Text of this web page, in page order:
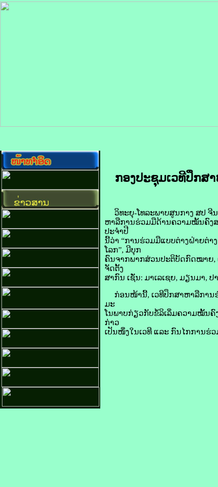
ກອງ​ປະຊຸມ​ເວທີ​ປຶກສ
ວິທະຍຸ-ໂທລະພາບ​ສູນ​ກາງ ​ສປ ຈີນ
ຫາລື​ການ​ຮ່ວມ​ມື​ດ້ານ​ຄວາມ​ໝັ້ນຄົງ​ສ
ປະຈຳ​ປີ​
ນີ້​ວ່າ “ການ​ຮ່ວມ​ມື​ແບບ​ຕ່າງ​ຝ່າຍ​ຕ່
ໂລກ”, ມີ​ບຸກ
ຄົນ​ຈາກ​ພາກສ່ວນ​ປະຕິບັດ​ກົດໝາຍ,
ຈັດຕັ້ງ​
ສາກົນ ເຊັ່ນ: ມາ​ເລ​ເຊຍ, ມຽນ​ມາ,
ກ່ອນ​ໜ້າ​ນີ້, ເວທີ​ປຶກສາ​ຫາລື​ການ​ຮ່
ມະ
ໂນພາບ​ກ່ຽວ​ກັບ​ຂໍ້​ລິ​ເລິ່ມ​ຄວາມ​ໝັ້ນຄົ
ກ່າວ​
ເປັນ​ໜຶ່ງ​ໃນ​ເວທີ ແລະ ກົນ​ໄກ​ການ​